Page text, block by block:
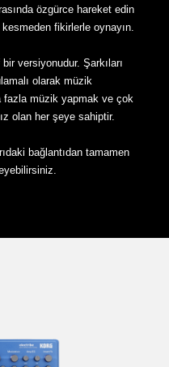
özgürce hareket edin
kesmeden fikirlerle oynayın.
versiyonudur. Şarkıları
olarak müzik
fazla müzik yapmak ve çok
olan her şeye sahiptir.
bağlantıdan tamamen